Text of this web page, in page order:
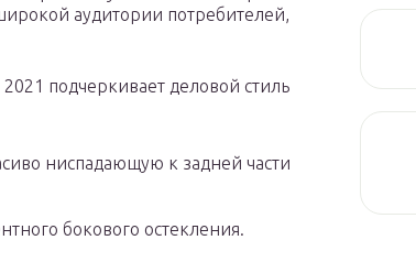
аудитории потребителей,
подчеркивает деловой стиль
ниспадающую к задней части
бокового остекления.